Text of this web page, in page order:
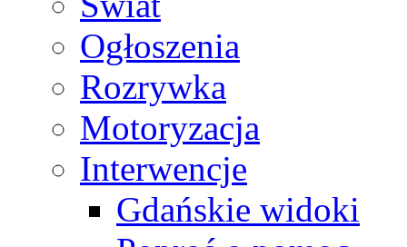
Ogłoszenia
Rozrywka
Motoryzacja
Interwencje
Gdańskie widoki